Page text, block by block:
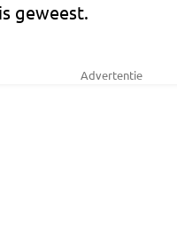
geweest.
Advertentie